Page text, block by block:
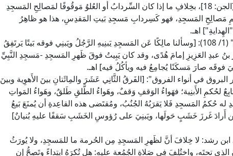
﴾ [الجن: 18]، بخِلافِ ما إذا كان السِّردابُ أو العُلوُ مَوقُوفًا لمَصالِحِ المَسجِدِ
مَصالِحِ المَسجِدِ، فهو كَسِردابِ مَسجِدِ بَيتِ المَقدِسِ، هذا هو ظاهِرُ
اهـ.
وفي فقه السادة المالكية: جاء في "المدونة" (1/ 108): [وسألنا مالِكًا عَن المَسجِدِ يَبنِيهِ الرَّجُلُ ويَبنِي فوقه بَيتًا يَرتَفِقُ
عبدِ العَزِيزِ إمامَ هُدًى، وقد كان يَبِيتُ فوقَ ظَهرِ المَسجِدِ -مَسجِدِ النَّبِيِّ
فوقَه صارَ مَسكَنًا يُجامِعُ فيه ويأكُلُ فيه] اهـ.
البروق في أنواء الفروق": [الفَرقُ الثَّانِي عَشَرَ والمِائَتانِ بينَ الأَهوِية وبينَ
لحُكمِ الأَبنِية؛ فهَواءُ الوَقفِ وَقفٌ، وهَواءُ الطَّلقِ طَلقٌ، وهَواءُ المَواتِ
حُكمُ المَسجِدِ فَلا يَقرَبُهُ الجُنُبُ، ومُقتَضى هذه القاعِدةِ أن يُمنَعَ بَيعُ
أَرادَ غَرزَ خَشَبٍ حَولَها، ويَبنِيَ على رُؤوسِ الخَشَبِ سَقفًا عليهِ بُنيانٌ]
رشد: لا خِلافَ أنَّ لظَهرِ المَسجِدِ مِن الحُرمة ما للمَسجِدِ، ولا يُورَثُ
الذِي تحتَه، واختُلِفَ فِي صَلاةِ الجُمُعة عليهِ: هل تُكرَهُ ابتِداءً وتَصِحُّ إن